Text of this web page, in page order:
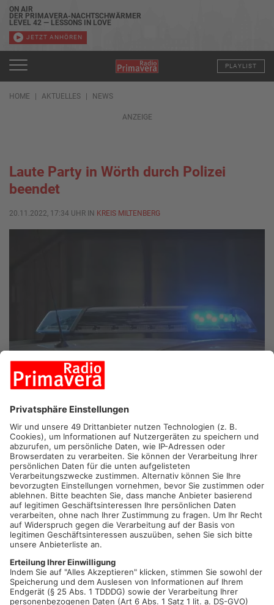
ON AIR
DER PRIMAVERA-NACHTSCHWÄRMER
LEVEL 42 — LESSONS IN LOVE
JETZT ANHÖREN
PLAYLIST
HOME AKTUELLES NEWS
ANZEIGE
Laute Party in Wörth durch Polizei
beendet
20.11.2022, 17:34 UHR IN KREIS MILTENBERG
WÖRTH. Eine Beschlagnahmung von Musikanlage und
Fernseher statt Geschenke hat es am Wochenende für einen
Mann aus Wörth gegeben. Er hatte am Samstagmorgen seinen
52. Geburtstag viel zu laut gefeiert und auf das Klingeln der
Beamten nicht reagiert, so das Präsidium Unterfranken. Die
Feuerwehr öffnete demnach die Tür. Die Musikanlage des
Mannes sei anschließend sichergestellt worden – aber auch
das half nichts: Kurze Zeit später musste erneut eine Streife
aus Obernburg ausrücken, weil der 52-Jährige den Angaben
zufolge laut schrie und über den Fernseher Musik hörte. Mit
der Sicherstellung des TV-Stromkabels und der Androhung
eines möglichen Gewahrsams war am Samstagmorgen dann
endlich Ruhe in Wörth.
Quelle: Polizei